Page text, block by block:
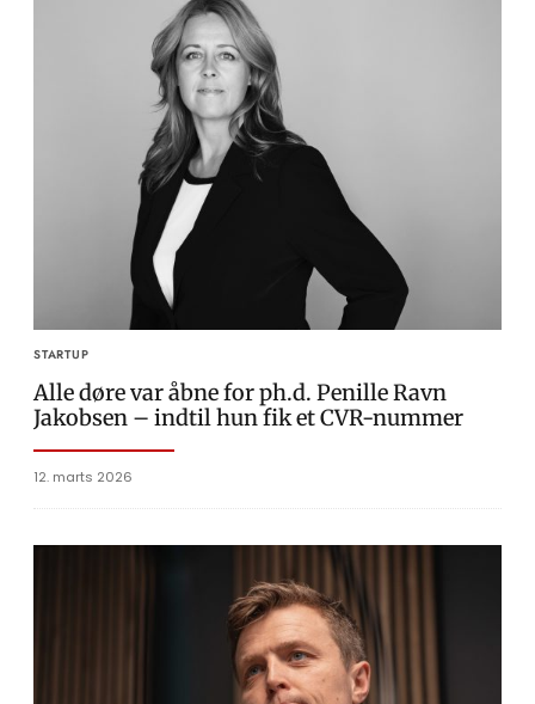
STARTUP
Alle døre var åbne for ph.d. Penille Ravn
Jakobsen – indtil hun fik et CVR-nummer
12. marts 2026